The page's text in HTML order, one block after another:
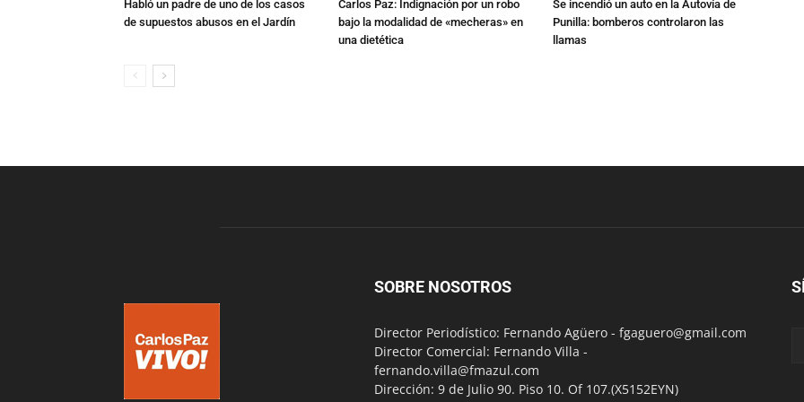
Habló un padre de uno de los casos
de supuestos abusos en el Jardín
Carlos Paz: Indignación por un robo
bajo la modalidad de «mecheras» en
una dietética
Se incendió un auto en la Autovía de
Punilla: bomberos controlaron las
llamas
SOBRE NOSOTROS
Director Periodístico: Fernando Agüero - fgaguero@gmail.com
Director Comercial: Fernando Villa -
fernando.villa@fmazul.com
Dirección: 9 de Julio 90. Piso 10. Of 107.(X5152EYN)